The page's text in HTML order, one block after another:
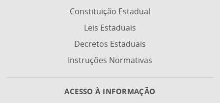
Constituição Estadual
Leis Estaduais
Decretos Estaduais
Instruções Normativas
ACESSO À INFORMAÇÃO